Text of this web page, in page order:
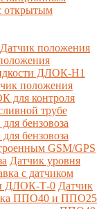
открытым
Датчик положения
ДЛОК-Н1
положения
для контроля
трубе
бензовоза
бензовоза
GSM/GPS
Датчик уровня
с датчиком
ДЛОК-Т-0 Датчик
ППО40 и ППО25